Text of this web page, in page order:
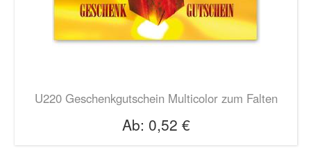
U220 Geschenkgutschein Multicolor zum Falten
Ab: 0,52 €